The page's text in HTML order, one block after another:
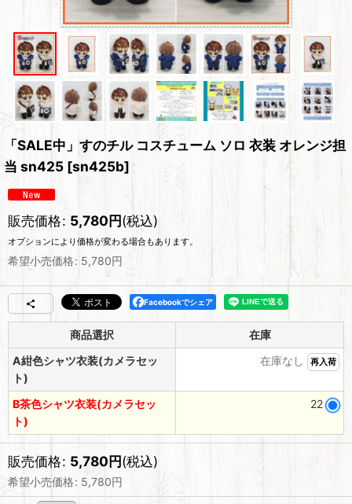
「SALE中」すのチル コスチューム ソロ 衣装 オレンジ担
当 sn425 [sn425b]
販売価格: 5,780円(税込)
オプションにより価格が変わる場合もあります。
希望小売価格: 5,780円
Facebookでシェア
商品選択
在庫
A紺色シャツ衣装(カメラセッ
ト)
在庫なし 再入荷
B茶色シャツ衣装(カメラセッ
ト)
22
販売価格: 5,780円(税込)
希望小売価格: 5,780円